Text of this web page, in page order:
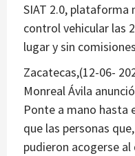
SIAT 2.0, plataforma
control vehicular las
lugar y sin comisiones
Zacatecas,(12-06-
Monreal Ávila
Ponte a mano hasta
que las personas
pudieron acogerse